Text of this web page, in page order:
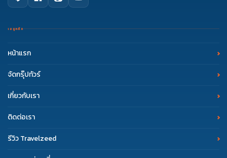
เมนูหลัก
หน้าแรก
จัดกรุ๊ปทัวร์
เกี่ยวกับเรา
ติดต่อเรา
รีวิว Travelzeed